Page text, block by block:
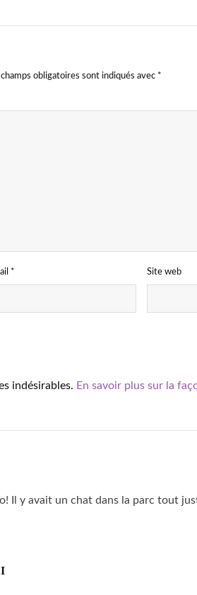
champs obligatoires sont indiqués avec *
* Site web
indésirables. En savoir plus sur la
Il y avait un chat dans la parc tout